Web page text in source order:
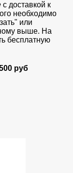
с доставкой к
необходимо
или
выше. На
бесплатную
00 руб